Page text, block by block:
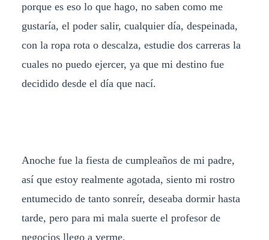
porque es eso lo que hago, no saben como me
gustaría, el poder salir, cualquier día, despeinada,
con la ropa rota o descalza, estudie dos carreras la
cuales no puedo ejercer, ya que mi destino fue
decidido desde el día que nací.
Anoche fue la fiesta de cumpleaños de mi padre,
así que estoy realmente agotada, siento mi rostro
entumecido de tanto sonreír, deseaba dormir hasta
tarde, pero para mi mala suerte el profesor de
negocios llego a verme.